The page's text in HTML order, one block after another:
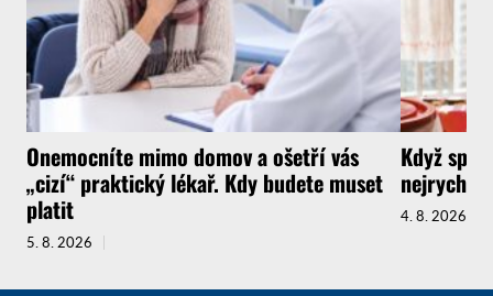
Onemocníte mimo domov a ošetří vás
„cizí“ praktický lékař. Kdy budete muset
platit
5. 8. 2026
Když
4. 8. 2026